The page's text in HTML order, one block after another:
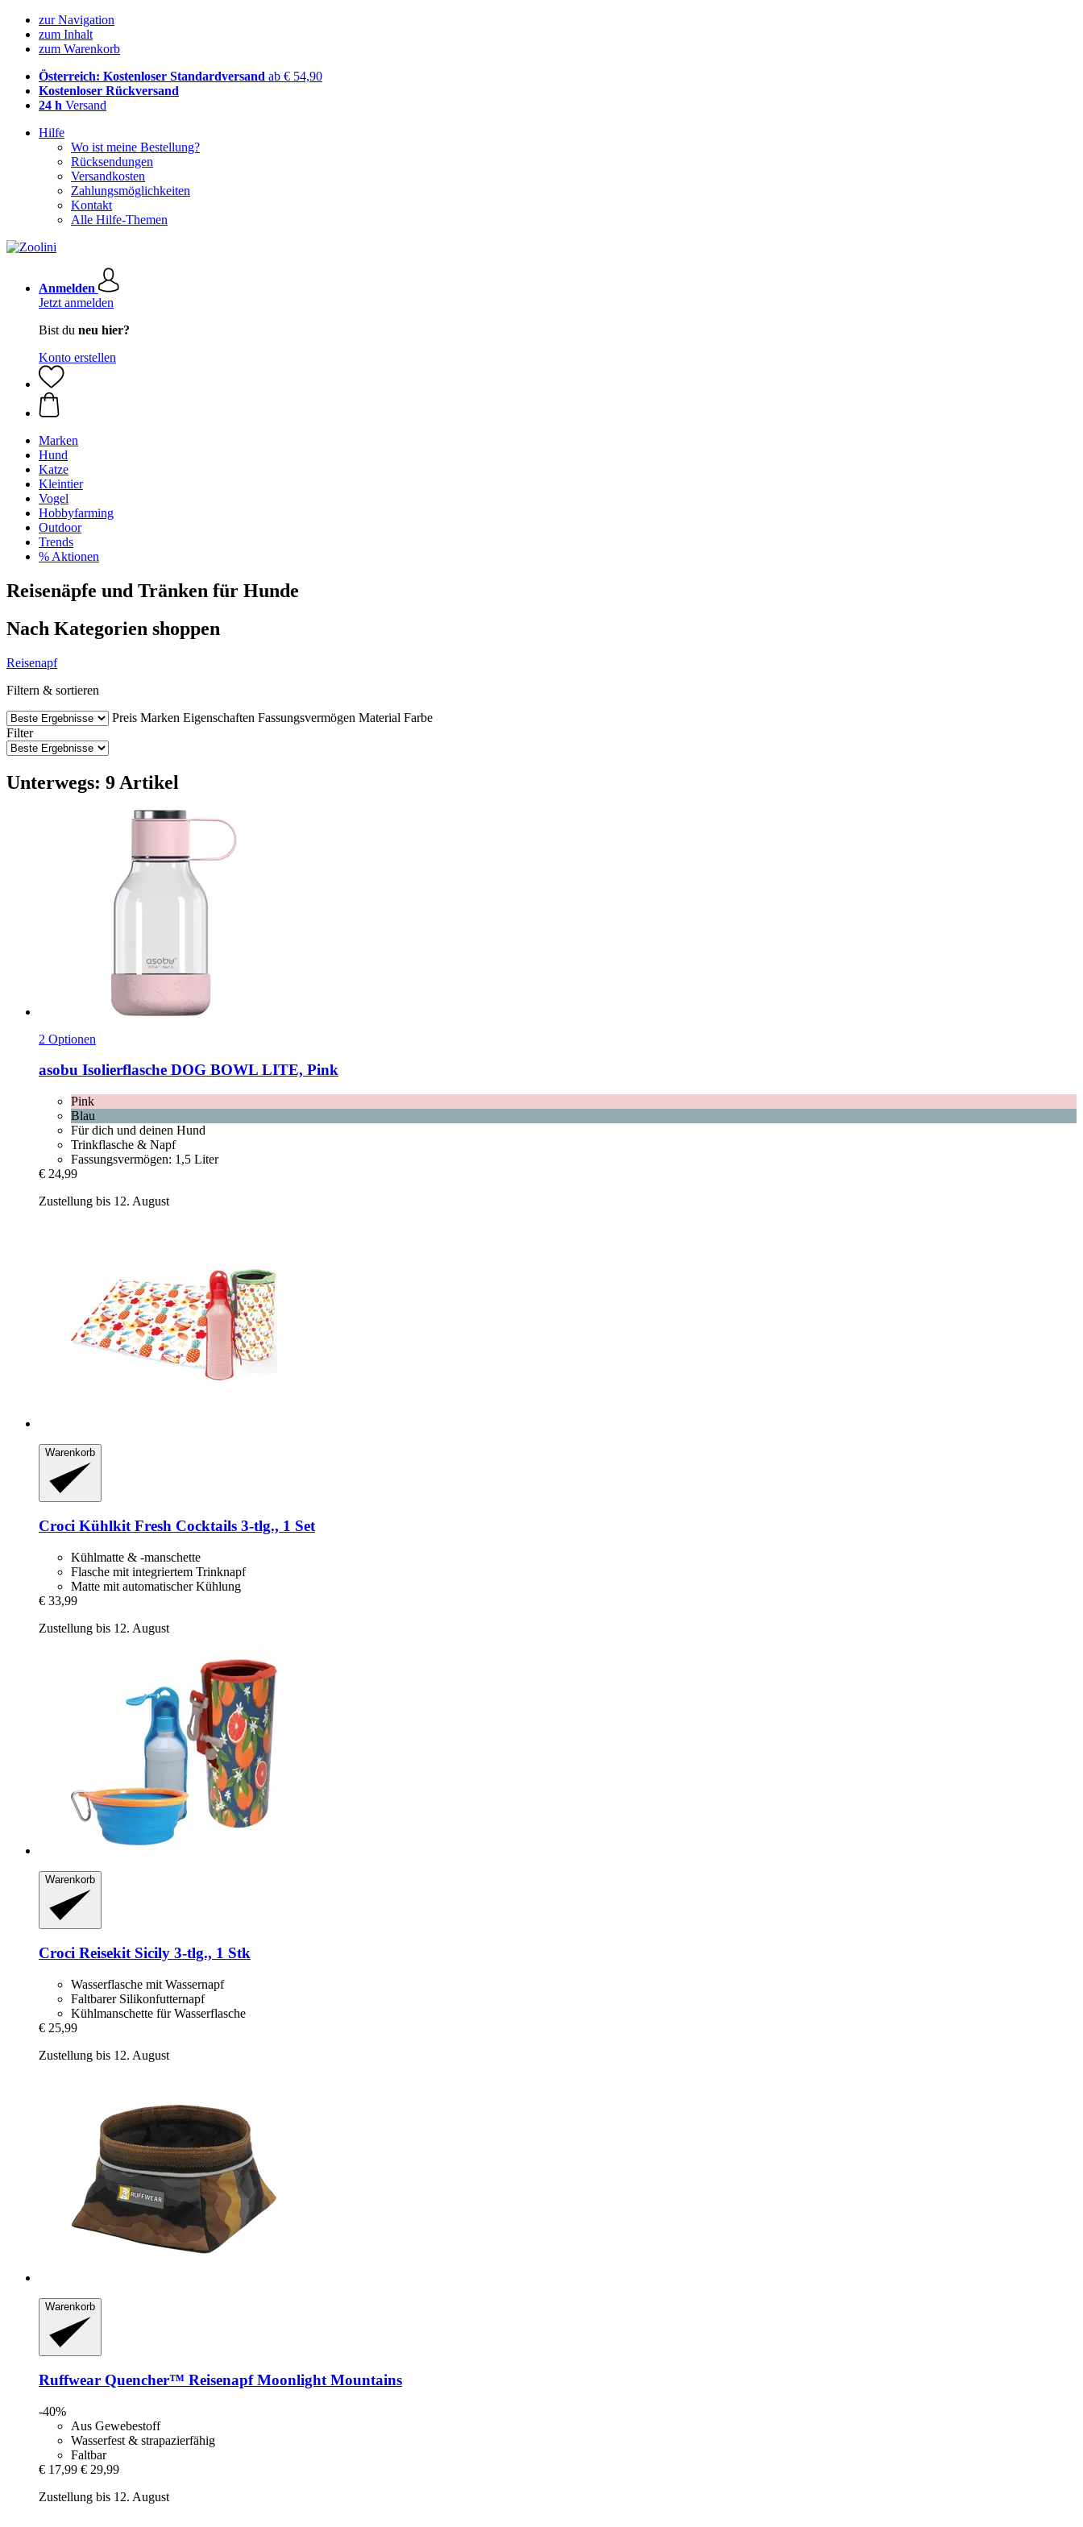
zur Navigation
zum Inhalt
zum Warenkorb
Österreich: Kostenloser Standardversand ab € 54,90
Kostenloser Rückversand
24 h Versand
Hilfe
Wo ist meine Bestellung?
Rücksendungen
Versandkosten
Zahlungsmöglichkeiten
Kontakt
Alle Hilfe-Themen
Anmelden
Jetzt anmelden
Bist du neu hier?
Konto erstellen
Marken
Hund
Katze
Kleintier
Vogel
Hobbyfarming
Outdoor
Trends
% Aktionen
Reisenäpfe und Tränken für Hunde
Nach Kategorien shoppen
Reisenapf
Filtern & sortieren
Preis Marken Eigenschaften Fassungsvermögen Material Farbe
Filter
Unterwegs: 9 Artikel
2 Optionen
asobu Isolierflasche DOG BOWL LITE, Pink
Pink
Blau
Für dich und deinen Hund
Trinkflasche & Napf
Fassungsvermögen: 1,5 Liter
€ 24,99
Zustellung bis 12. August
Warenkorb
Croci Kühlkit Fresh Cocktails 3-​tlg., 1 Set
Kühlmatte & -manschette
Flasche mit integriertem Trinknapf
Matte mit automatischer Kühlung
€ 33,99
Zustellung bis 12. August
Warenkorb
Croci Reisekit Sicily 3-​tlg., 1 Stk
Wasserflasche mit Wassernapf
Faltbarer Silikonfutternapf
Kühlmanschette für Wasserflasche
€ 25,99
Zustellung bis 12. August
Warenkorb
Ruffwear Quencher™ Reisenapf Moonlight Mountains
-40%
Aus Gewebestoff
Wasserfest & strapazierfähig
Faltbar
€ 17,99 € 29,99
Zustellung bis 12. August